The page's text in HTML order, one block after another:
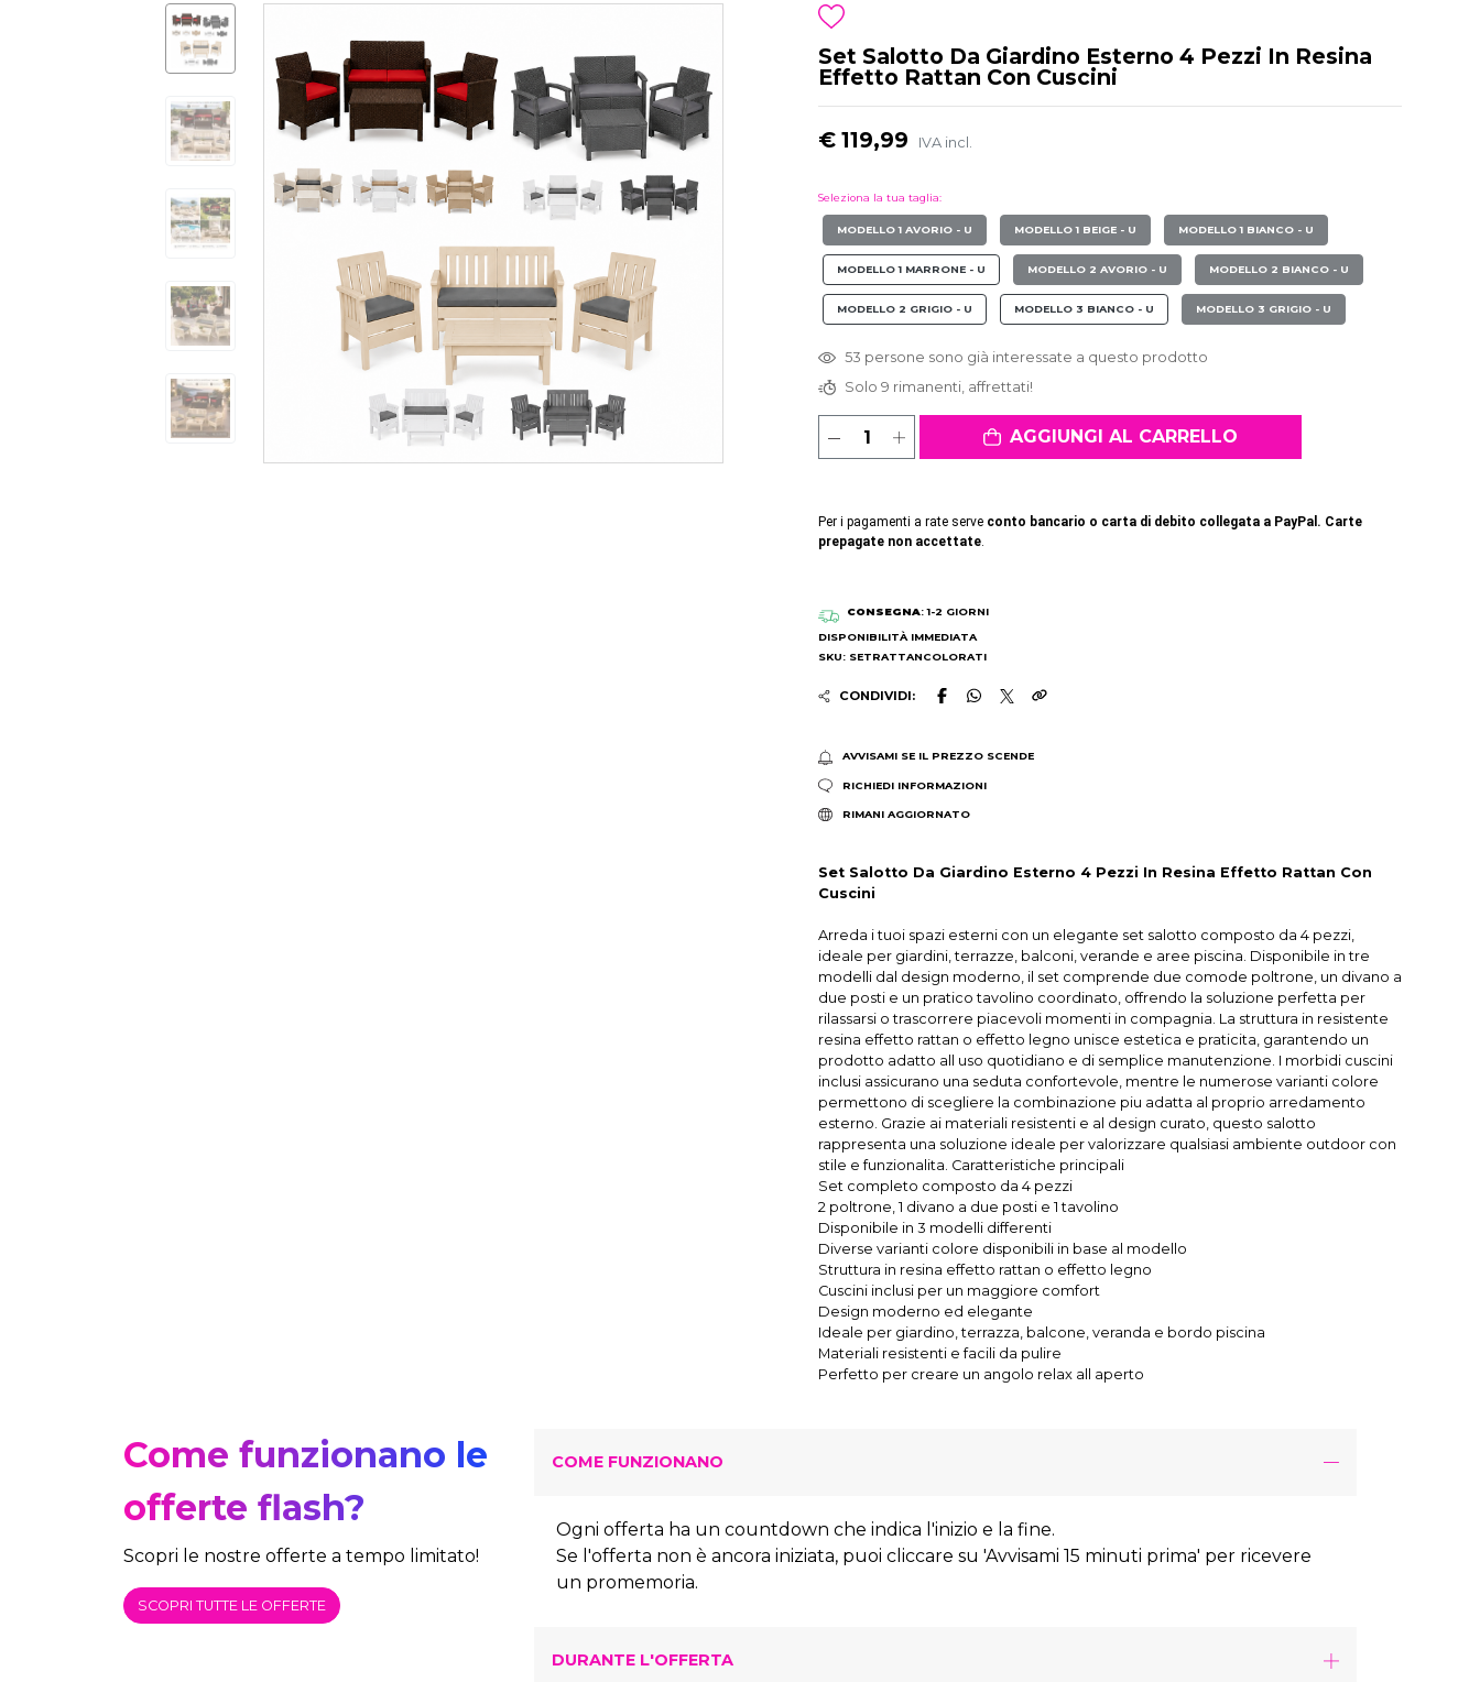
Set Salotto Da Giardino Esterno 4 Pezzi In Resina
Effetto Rattan Con Cuscini
€ 119,99 IVA incl.
Seleziona la tua taglia:
MODELLO 1 AVORIO - U MODELLO 1 BEIGE - U MODELLO 1 BIANCO - U
MODELLO 1 MARRONE - U MODELLO 2 AVORIO - U MODELLO 2 BIANCO - U
MODELLO 2 GRIGIO - U MODELLO 3 BIANCO - U MODELLO 3 GRIGIO - U
53 persone sono già interessate a questo prodotto
Solo 9 rimanenti, affrettati!
AGGIUNGI AL CARRELLO
Per i pagamenti a rate serve conto bancario o carta di debito collegata a PayPal. Carte
prepagate non accettate.
CONSEGNA: 1-2 GIORNI
DISPONIBILITÀ IMMEDIATA
SKU: SETRATTANCOLORATI
CONDIVIDI:
AVVISAMI SE IL PREZZO SCENDE
RICHIEDI INFORMAZIONI
RIMANI AGGIORNATO
Set Salotto Da Giardino Esterno 4 Pezzi In Resina Effetto Rattan Con
Cuscini
Arreda i tuoi spazi esterni con un elegante set salotto composto da 4 pezzi,
ideale per giardini, terrazze, balconi, verande e aree piscina. Disponibile in tre
modelli dal design moderno, il set comprende due comode poltrone, un divano a
due posti e un pratico tavolino coordinato, offrendo la soluzione perfetta per
rilassarsi o trascorrere piacevoli momenti in compagnia. La struttura in resistente
resina effetto rattan o effetto legno unisce estetica e praticita, garantendo un
prodotto adatto all uso quotidiano e di semplice manutenzione. I morbidi cuscini
inclusi assicurano una seduta confortevole, mentre le numerose varianti colore
permettono di scegliere la combinazione piu adatta al proprio arredamento
esterno. Grazie ai materiali resistenti e al design curato, questo salotto
rappresenta una soluzione ideale per valorizzare qualsiasi ambiente outdoor con
stile e funzionalita. Caratteristiche principali
Set completo composto da 4 pezzi
2 poltrone, 1 divano a due posti e 1 tavolino
Disponibile in 3 modelli differenti
Diverse varianti colore disponibili in base al modello
Struttura in resina effetto rattan o effetto legno
Cuscini inclusi per un maggiore comfort
Design moderno ed elegante
Ideale per giardino, terrazza, balcone, veranda e bordo piscina
Materiali resistenti e facili da pulire
Perfetto per creare un angolo relax all aperto
Come funzionano le
offerte flash?
Scopri le nostre offerte a tempo limitato!
SCOPRI TUTTE LE OFFERTE
COME FUNZIONANO
Ogni offerta ha un countdown che indica l'inizio e la fine.
Se l'offerta non è ancora iniziata, puoi cliccare su 'Avvisami 15 minuti prima' per ricevere
un promemoria.
DURANTE L'OFFERTA